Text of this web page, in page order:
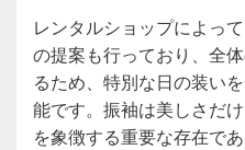
レンタルショップによっ
の提案も行っており、全
るため、特別な日の装い
能です。振袖は美しさだ
を象徴する重要な存在で